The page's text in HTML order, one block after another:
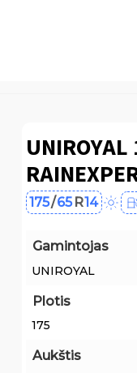
175/65R14
Gamintojas
UNIROYAL
Plotis
175
Aukštis